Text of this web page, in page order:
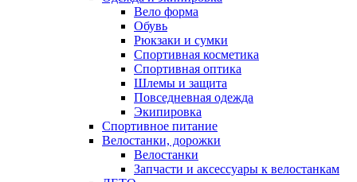
Вело форма
Обувь
Рюкзаки и сумки
Спортивная косметика
Спортивная оптика
Шлемы и защита
Повседневная одежда
Экипировка
Спортивное питание
Велостанки, дорожки
Велостанки
Запчасти и аксессуары к велостанкам